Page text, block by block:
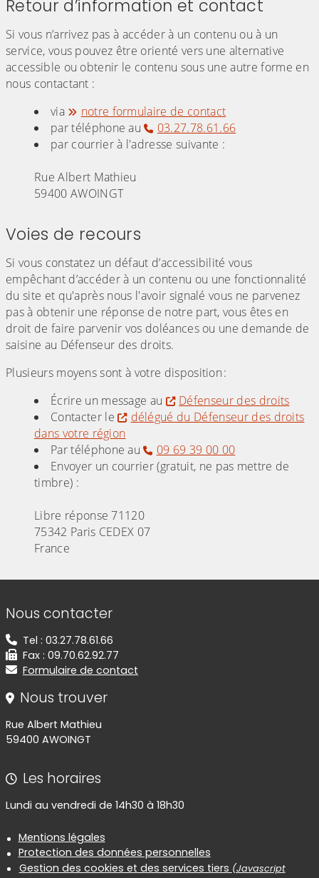
Retour d’information et contact
Si vous n’arrivez pas à accéder à un contenu ou à un
service, vous pouvez être orienté vers une alternative
accessible ou obtenir le contenu sous une autre forme en
nous contactant :
via
notre formulaire de contact
par téléphone au
03.27.78.61.66
par courrier à l'adresse suivante :
Rue Albert Mathieu
59400 AWOINGT
Voies de recours
Si vous constatez un défaut d’accessibilité vous
empêchant d’accéder à un contenu ou une fonctionnalité
du site et qu'après nous l'avoir signalé vous ne parvenez
pas à obtenir une réponse de notre part, vous êtes en
droit de faire parvenir vos doléances ou une demande de
saisine au Défenseur des droits.
Plusieurs moyens sont à votre disposition :
Écrire un message au
Défenseur des droits
Contacter le
délégué du Défenseur des droits
dans votre région
Par téléphone au
09 69 39 00 00
Envoyer un courrier (gratuit, ne pas mettre de
timbre) :
Libre réponse 71120
75342 Paris CEDEX 07
France
Informations de contact
Nous contacter
Tel : 03.27.78.61.66
Fax : 09.70.62.92.77
Formulaire de contact
Nous trouver
Rue Albert Mathieu
59400 AWOINGT
Les horaires
Lundi au vendredi de 14h30 à 18h30
Informations réglementaires
Mentions légales
Protection des données personnelles
Gestion des cookies et des services tiers (Javascript